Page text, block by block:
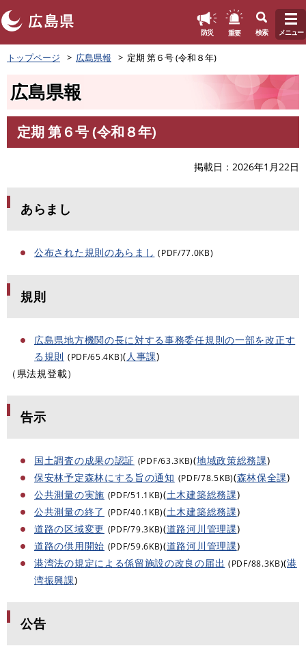
ペ
ー
頭
す
防災 重要 検索 メニュー
トップページ 広島県報 定期 第６号 (令和８年)
広島県報
文
定期 第６号 (令和８年)
掲載日 2026年1月22日
あらまし
公布された規則のあらまし (PDF/77.0KB)
規則
広島県地方機関の長に対する事務委任規則の一部を改正す
る規則 (PDF/65.4KB)( 人事課)
（県法規登載）
告示
国土調査の成果の認証 (PDF/63.3KB)(地域政策総務課)
保安林予定森林にする旨の通知 (PDF/78.5KB)(森林保全課)
公共測量の実施 (PDF/51.1KB)(土木建築総務課)
公共測量の終了 (PDF/40.1KB)(土木建築総務課)
道路の区域変更 (PDF/79.3KB)(道路河川管理課)
道路の供用開始 (PDF/59.6KB)(道路河川管理課)
港湾法の規定による係留施設の改良の届出 (PDF/88.3KB)(港
湾振興課)
公告